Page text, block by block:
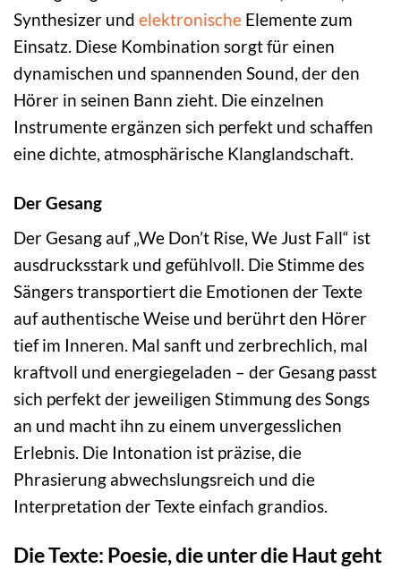
Synthesizer und elektronische Elemente zum
Einsatz. Diese Kombination sorgt für einen
dynamischen und spannenden Sound, der den
Hörer in seinen Bann zieht. Die einzelnen
Instrumente ergänzen sich perfekt und schaffen
eine dichte, atmosphärische Klanglandschaft.
Der Gesang
Der Gesang auf „We Don’t Rise, We Just Fall“ ist
ausdrucksstark und gefühlvoll. Die Stimme des
Sängers transportiert die Emotionen der Texte
auf authentische Weise und berührt den Hörer
tief im Inneren. Mal sanft und zerbrechlich, mal
kraftvoll und energiegeladen – der Gesang passt
sich perfekt der jeweiligen Stimmung des Songs
an und macht ihn zu einem unvergesslichen
Erlebnis. Die Intonation ist präzise, die
Phrasierung abwechslungsreich und die
Interpretation der Texte einfach grandios.
Die Texte: Poesie, die unter die Haut geht